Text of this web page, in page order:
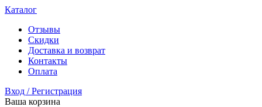
Каталог
Отзывы
Скидки
Доставка и возврат
Контакты
Оплата
Вход / Регистрация
Ваша корзина